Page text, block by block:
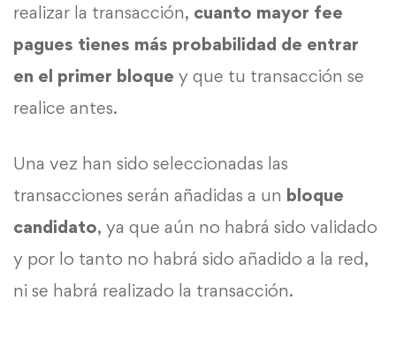
realizar la transacción, cuanto mayor fee
pagues tienes más probabilidad de entrar
en el primer bloque y que tu transacción se
realice antes.
Una vez han sido seleccionadas las
transacciones serán añadidas a un bloque
candidato, ya que aún no habrá sido validado
y por lo tanto no habrá sido añadido a la red,
ni se habrá realizado la transacción.